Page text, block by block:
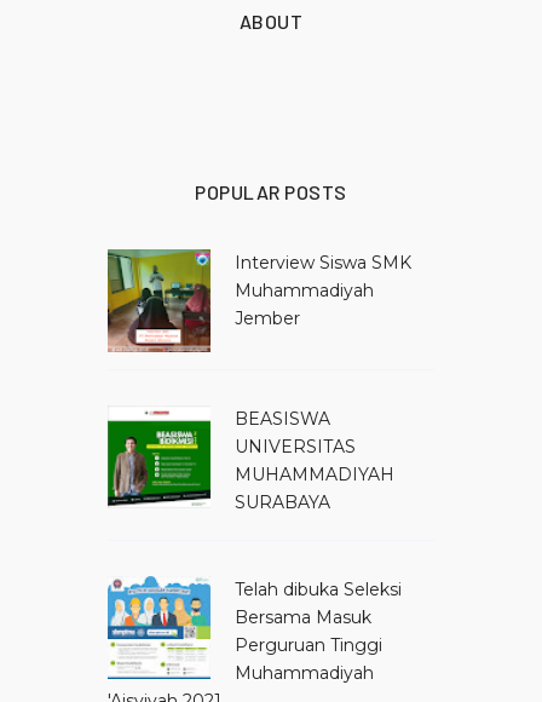
ABOUT
POPULAR POSTS
Interview Siswa SMK
Muhammadiyah
Jember
BEASISWA
UNIVERSITAS
MUHAMMADIYAH
SURABAYA
Telah dibuka Seleksi
Bersama Masuk
Perguruan Tinggi
Muhammadiyah